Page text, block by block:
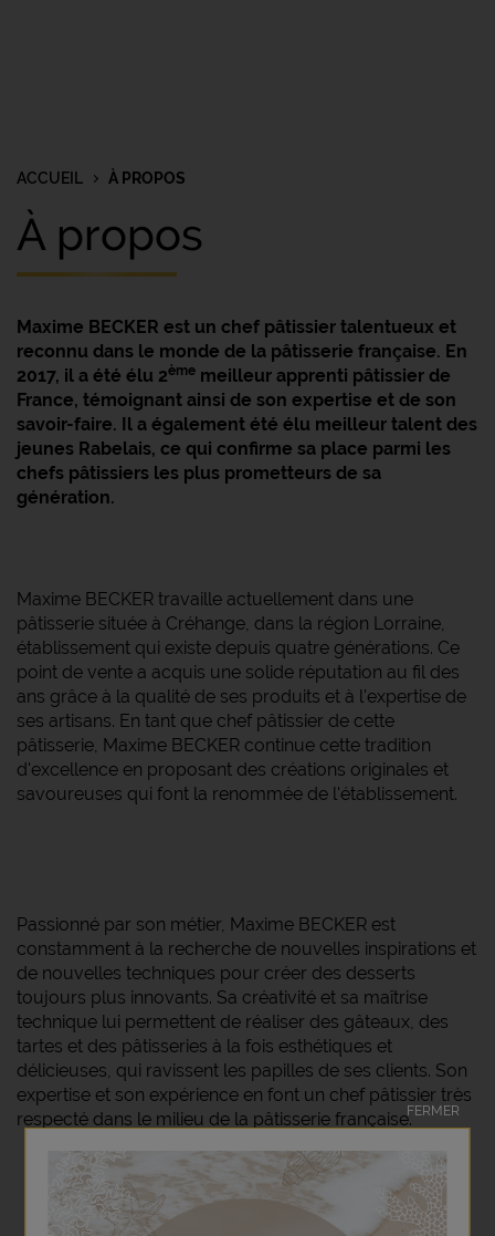
FERMER
ACCUEIL À PROPOS
À propos
Maxime BECKER est un chef pâtissier talentueux et
reconnu dans le monde de la pâtisserie française. En
2017, il a été élu 2ème meilleur apprenti pâtissier de
France, témoignant ainsi de son expertise et de son
savoir-faire. Il a également été élu meilleur talent des
jeunes Rabelais, ce qui confirme sa place parmi les
chefs pâtissiers les plus prometteurs de sa
génération.
Maxime BECKER travaille actuellement dans une
pâtisserie située à Créhange, dans la région Lorraine,
établissement qui existe depuis quatre générations. Ce
point de vente a acquis une solide réputation au fil des
ans grâce à la qualité de ses produits et à l'expertise de
ses artisans. En tant que chef pâtissier de cette
pâtisserie, Maxime BECKER continue cette tradition
d'excellence en proposant des créations originales et
savoureuses qui font la renommée de l'établissement.
Passionné par son métier, Maxime BECKER est
constamment à la recherche de nouvelles inspirations et
de nouvelles techniques pour créer des desserts
toujours plus innovants. Sa créativité et sa maîtrise
technique lui permettent de réaliser des gâteaux, des
tartes et des pâtisseries à la fois esthétiques et
délicieuses, qui ravissent les papilles de ses clients. Son
expertise et son expérience en font un chef pâtissier très
respecté dans le milieu de la pâtisserie française.